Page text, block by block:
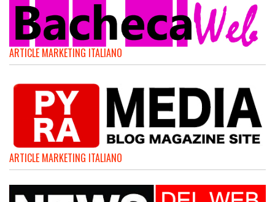
ARTICLE MARKETING ITALIANO
ARTICLE MARKETING ITALIANO